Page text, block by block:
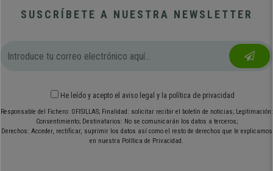
SUSCRÍBETE A NUESTRA NEWSLETTER
He leído y acepto el aviso legal y la política de privacidad
Responsable del Fichero: OFISILLAS; Finalidad: solicitar recibir el boletín de noticias; Legitimación:
Consentimiento; Destinatarios: No se comunicarán los datos a terceros;
Derechos: Acceder, rectificar, suprimir los datos así como el resto de derechos que le explicamos
en nuestra Política de Privacidad.